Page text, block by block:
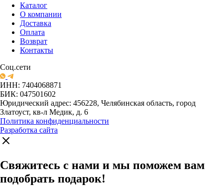
Каталог
О компании
Доставка
Оплата
Возврат
Контакты
Соц.сети
ИНН: 7404068871
БИК: 047501602
Юридический адрес: 456228, Челябинская область, город
Златоуст, кв-л Медик, д. 6
Политика конфиденциальности
Разработка сайта
Свяжитесь с нами и мы поможем вам
подобрать подарок!